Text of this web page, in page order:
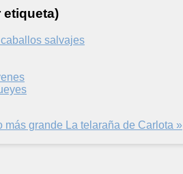
etiqueta)
salvajes
más grande La telaraña de Carlota »